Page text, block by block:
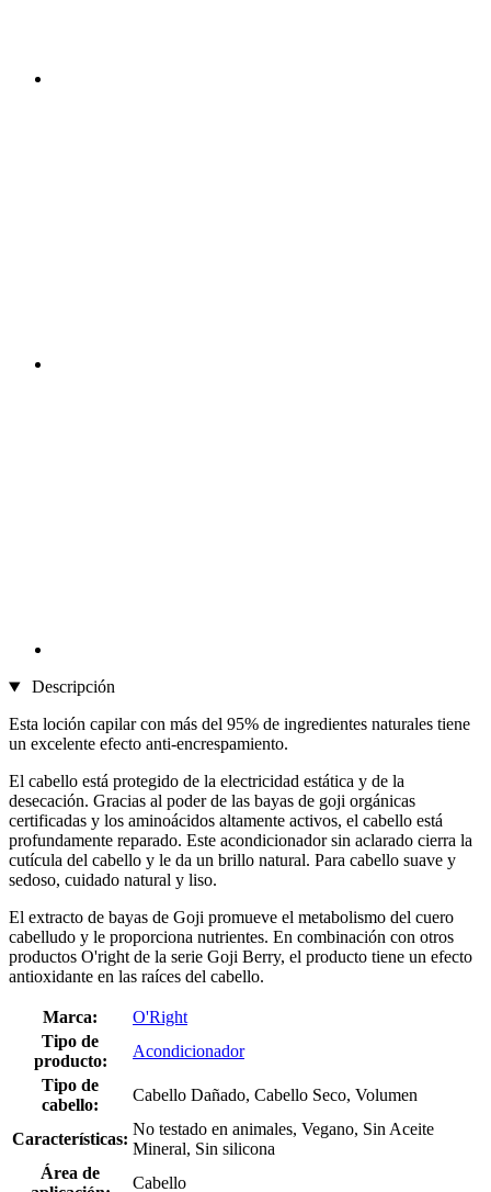
Descripción
Esta loción capilar con más del 95% de ingredientes naturales tiene
un excelente efecto anti-encrespamiento.
El cabello está protegido de la electricidad estática y de la
desecación. Gracias al poder de las bayas de goji orgánicas
certificadas y los aminoácidos altamente activos, el cabello está
profundamente reparado. Este acondicionador sin aclarado cierra la
cutícula del cabello y le da un brillo natural. Para cabello suave y
sedoso, cuidado natural y liso.
El extracto de bayas de Goji promueve el metabolismo del cuero
cabelludo y le proporciona nutrientes. En combinación con otros
productos O'right de la serie Goji Berry, el producto tiene un efecto
antioxidante en las raíces del cabello.
Marca:
O'Right
Tipo de
producto:
Acondicionador
Tipo de
cabello:
Cabello Dañado, Cabello Seco, Volumen
Características:
No testado en animales, Vegano, Sin Aceite
Mineral, Sin silicona
Área de
Cabello